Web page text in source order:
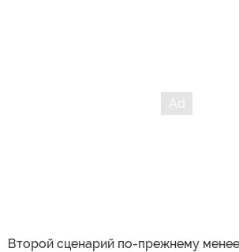
Второй сценарий по-прежнему